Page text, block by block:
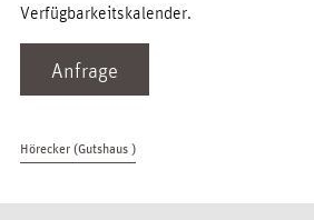
Verfügbarkeitskalender.
Anfrage
Hörecker (Gutshaus )